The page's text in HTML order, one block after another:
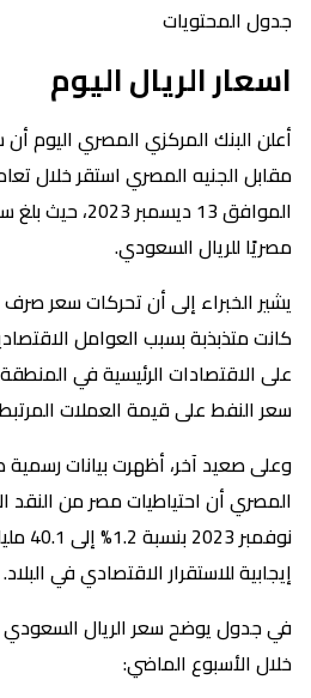
جدول المحتويات
اسعار الريال اليوم
أعلن البنك المركزي المصري اليوم
مقابل الجنيه المصري استقر خلال
مصريًا للريال السعودي.
يشير الخبراء إلى أن تحركات سعر
كانت متذبذبة بسبب العوامل
على الاقتصادات الرئيسية في
سعر النفط على قيمة العملات
وعلى صعيد آخر، أظهرت بيانات رسمية
المصري أن احتياطيات مصر من النقد
إيجابية للاستقرار الاقتصادي في البلاد.
في جدول يوضح سعر الريال السعودي
خلال الأسبوع الماضي: